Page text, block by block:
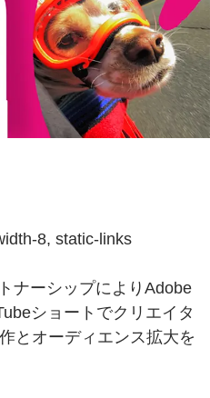
8, static-links
ナーシップによりAdobe
ショートでクリエイタ
とオーディエンス拡大を